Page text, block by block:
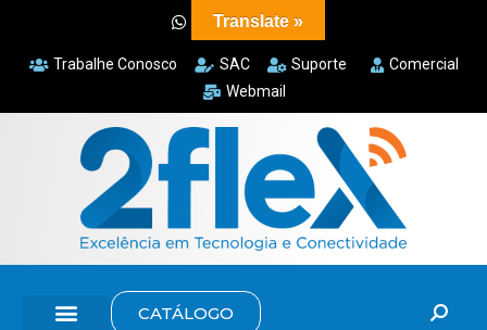
Trabalhe Conosco SAC Suporte
Comercial
Webmail
CATÁLOGO
Translate »